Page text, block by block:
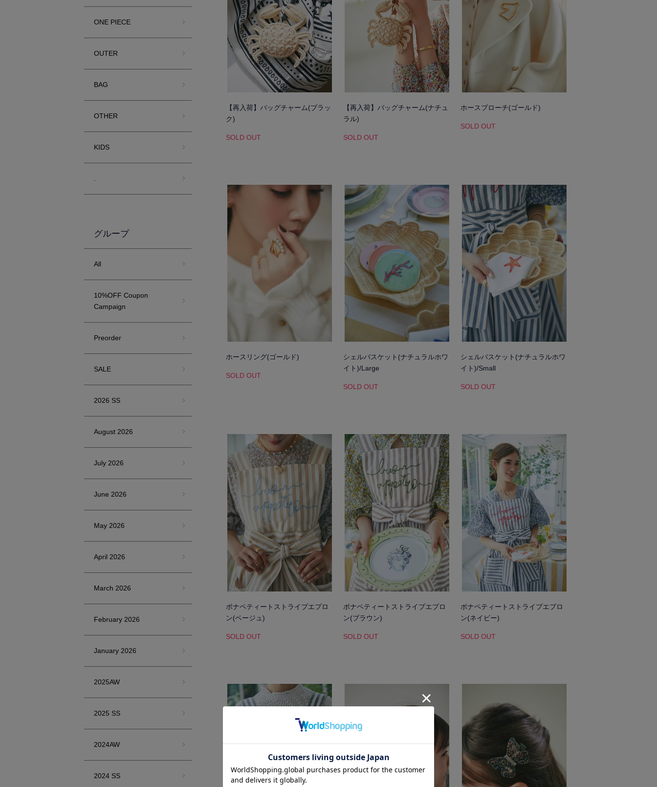
【再入荷】バッグチャーム(ブラッ
ク)
SOLD OUT
【再入荷】バッグチャーム(ナチュ
ラル)
SOLD OUT
ホースブローチ(ゴールド)
SOLD OUT
ホースリング(ゴールド)
SOLD OUT
シェルバスケット(ナチュラルホワ
イト)/Large
SOLD OUT
シェルバスケット(ナチュラルホワ
イト)/Small
SOLD OUT
ボナペティートストライプエプロ
ン(ベージュ)
SOLD OUT
ボナペティートストライプエプロ
ン(ブラウン)
SOLD OUT
ボナペティートストライプエプロ
ン(ネイビー)
SOLD OUT
ONE PIECE
OUTER
BAG
OTHER
KIDS
グループ
All
10%OFF Coupon
Campaign
Preorder
SALE
2026 SS
August 2026
July 2026
June 2026
May 2026
April 2026
March 2026
February 2026
January 2026
2025AW
2025 SS
2024AW
2024 SS